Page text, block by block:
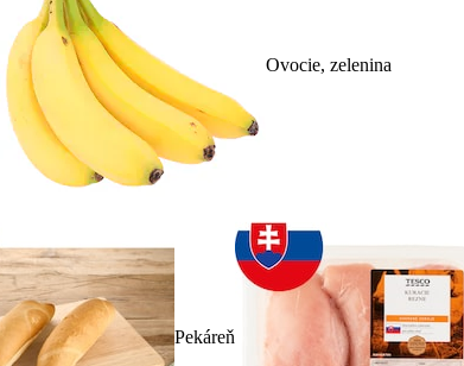
Ovocie, zelenina
Pekáreň